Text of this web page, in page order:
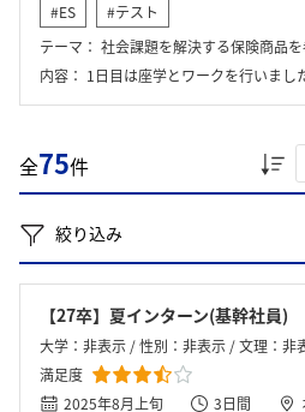
#ES
#テスト
テーマ： 社会課題を解決する保険商品
内容： 1日目は座学とワークを行いました。2日目、3日目は最終日
全75件
絞り込み
【27卒】夏インターン(基幹社員)
大学：非表示 / 性別：非表示 / 文理：非
満足度
2025年8月上旬
3日間